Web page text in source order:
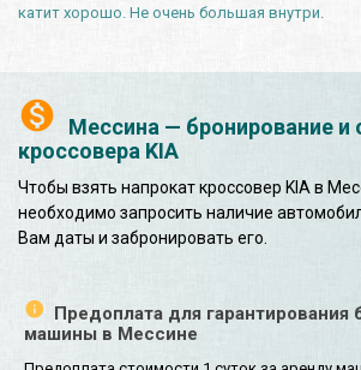
Мессина — бронирование и
кроссовера KIA
Чтобы взять напрокат кроссовер KIA в
необходимо запросить наличие
Вам даты и забронировать его.
Предоплата для гарантирования
машины в Мессине
катит хорошо. Не очень большая внутри.